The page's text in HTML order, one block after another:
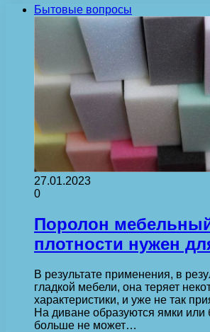
Бытовые вопросы
27.01.2023
0
Поролон
плотности нужен
В результате применения, в
гладкой мебели, она теряет
характеристики, и уже не так
На диване образуются ямки или
больше не может…